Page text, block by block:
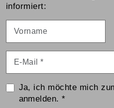
informiert:
Ja, ich möchte mich
anmelden.*